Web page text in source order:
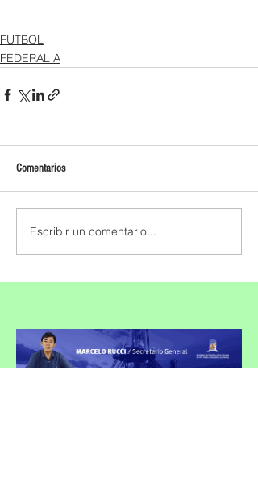
FUTBOL
FEDERAL A
Comentarios
Escribir un comentario...